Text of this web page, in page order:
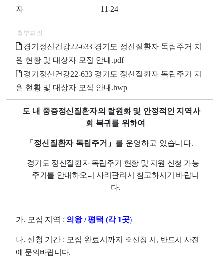
자
11-24
첨부파일
경기정신건강22-633 경기도 정신질환자 독립주거 지
원 현황 및 대상자 모집 안내.pdf
경기정신건강22-633 경기도 정신질환자 독립주거 지
원 현황 및 대상자 모집 안내.hwp
도 내 중증정신질환자의 탈원화 및 안정적인 지역 사
회 복귀를 위하여
「 정신질환자 독립주거 」 를 운영하고 있습니다.
경기도 정신질환자 독립주거 현황 및 지원 신청 가능
주거를 안내하오니 사례관리시 참고하시기 바랍니
다.
가. 모집 지역 : 의왕/평택 (각 1곳)
나. 신청 기간 : 모집 완료시까지 ※신청 시 , 반드시 사전
에 문의바랍니다.